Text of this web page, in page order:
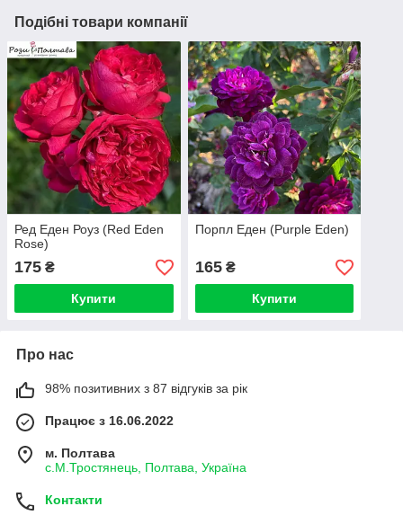
Подібні товари компанії
Ред Еден Роуз (Red Eden
Rose)
175 ₴
Купити
Порпл Еден (Purple Eden)
165₴
Купити
Про нас
98% позитивних з 87 відгуків за рік
Працює з 16.06.2022
м. Полтава
с.М.Тростянець, Полтава, Україна
Контакти